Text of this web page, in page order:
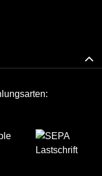
neuem Tab (externer
in neuem Tab